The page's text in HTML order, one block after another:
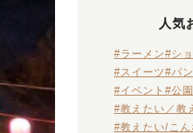
人気
#ラーメン#シ
#スイーツ#パン
#イベント #公園
#教えたい／教
#教えたい/こ